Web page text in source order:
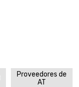
Proveedores de
AT